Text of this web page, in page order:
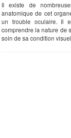
Il existe de
anatomique de cet
un trouble oculaire. Il
comprendre la nature de
soin de sa condition